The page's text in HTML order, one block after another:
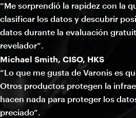
“Me sorprendió la rapidez con la
clasificar los datos y descubrir
datos durante la evaluación
revelador”.
Michael Smith, CISO, HKS
“Lo que me gusta de Varonis es
Otros productos protegen la
hacen nada para proteger los
preciado”.